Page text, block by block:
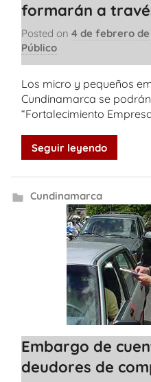
formarán a
Posted on 4 de febrero de
Público
Los micro y pequeños
Cundinamarca se
“Fortalecimiento
Seguir leyendo
Cundinamarca
Embargo de
deudores de